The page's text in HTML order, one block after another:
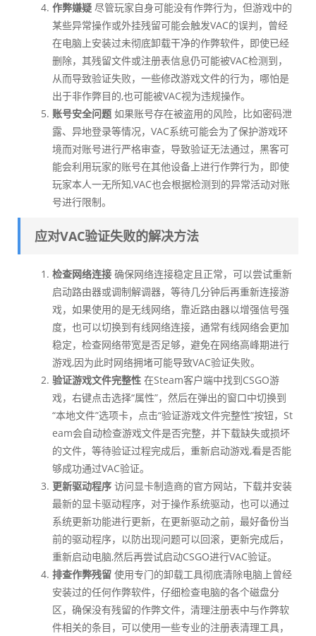
作弊嫌疑 尽管玩家自身可能没有作弊行为，但游戏中的
某些异常操作或外挂残留可能会触发VAC的误判，曾经
在电脑上安装过未彻底卸载干净的作弊软件，即使已经
删除，其残留文件或注册表信息仍可能被VAC检测到，
从而导致验证失败，一些修改游戏文件的行为，哪怕是
出于非作弊目的,也可能被VAC视为违规操作。
账号安全问题 如果账号存在被盗用的风险，比如密码泄
露、异地登录等情况，VAC系统可能会为了保护游戏环
境而对账号进行严格审查，导致验证无法通过，黑客可
能会利用玩家的账号在其他设备上进行作弊行为，即使
玩家本人一无所知,VAC也会根据检测到的异常活动对账
号进行限制。
应对VAC验证失败的解决方法
检查网络连接 确保网络连接稳定且正常，可以尝试重新
启动路由器或调制解调器，等待几分钟后再重新连接游
戏，如果使用的是无线网络，靠近路由器以增强信号强
度，也可以切换到有线网络连接，通常有线网络会更加
稳定，检查网络带宽是否足够，避免在网络高峰期进行
游戏,因为此时网络拥堵可能导致VAC验证失败。
验证游戏文件完整性 在Steam客户端中找到CSGO游
戏，右键点击选择“属性”，然后在弹出的窗口中切换到
“本地文件”选项卡，点击“验证游戏文件完整性”按钮，St
eam会自动检查游戏文件是否完整，并下载缺失或损坏
的文件，等待验证过程完成后，重新启动游戏,看是否能
够成功通过VAC验证。
更新驱动程序 访问显卡制造商的官方网站，下载并安装
最新的显卡驱动程序，对于操作系统驱动，也可以通过
系统更新功能进行更新，在更新驱动之前，最好备份当
前的驱动程序，以防出现问题可以回滚，更新完成后，
重新启动电脑,然后再尝试启动CSGO进行VAC验证。
排查作弊残留 使用专门的卸载工具彻底清除电脑上曾经
安装过的任何作弊软件，仔细检查电脑的各个磁盘分
区，确保没有残留的作弊文件，清理注册表中与作弊软
件相关的条目，可以使用一些专业的注册表清理工具，